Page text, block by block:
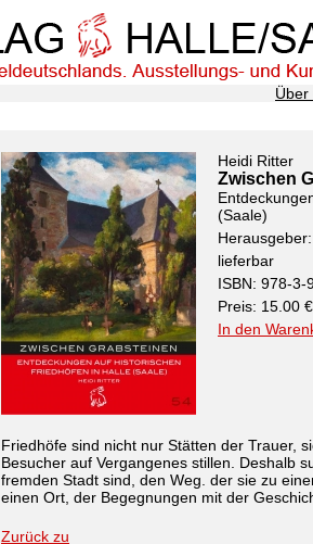
Über
Heidi Ritter
Zwischen
(Saale)
lieferbar
ISBN: 978-3-
Preis: 15.00 €
In den
Friedhöfe sind nicht nur Stätten der Trauer,
Besucher auf Vergangenes stillen. Deshalb
fremden Stadt sind, den Weg. der sie zu
einen Ort, der Begegnungen mit der
Zurück zu